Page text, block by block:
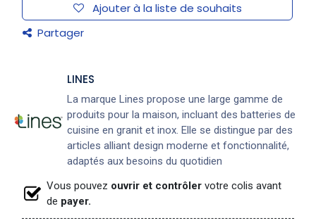
Ajouter à la liste de souhaits
Partager
LINES
La marque Lines propose une large gamme de
produits pour la maison, incluant des batteries de
cuisine en granit et inox. Elle se distingue par des
articles alliant design moderne et fonctionnalité,
adaptés aux besoins du quotidien
Vous pouvez ouvrir et contrôler votre colis avant
de payer.